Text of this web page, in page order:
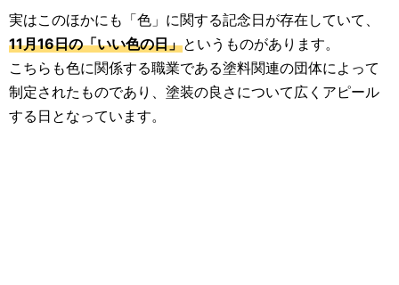
実はこのほかにも「色」に関する記念日が存在していて、
11月16日の「いい色の日」というものがあります。
こちらも色に関係する職業である塗料関連の団体によって
制定されたものであり、塗装の良さについて広くアピール
する日となっています。